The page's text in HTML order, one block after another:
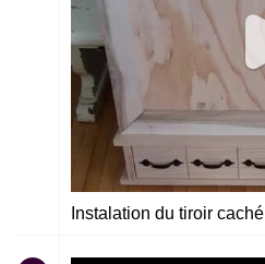
Instalation du tiroir caché